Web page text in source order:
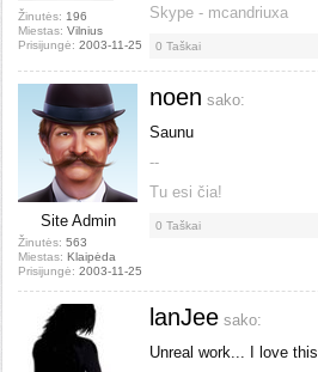
Žinutės: 196
Miestas: Vilnius
Prisijungė: 2003-11-25
Skype - mcandriuxa
0 Taškai
Site Admin
Žinutės: 563
Miestas: Klaipėda
Prisijungė: 2003-11-25
noen sako:
Saunu
--
Tu esi čia!
0 Taškai
lanJee sako:
Unreal work... I love this